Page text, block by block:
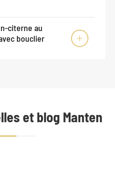
citerne au
bouclier

et blog Manten